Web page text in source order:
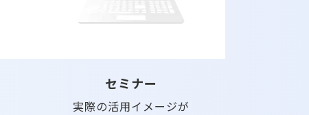
セミナー
実際の活用イメージが